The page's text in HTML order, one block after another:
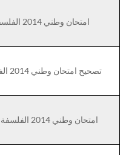
امتحان وطني 2014 الفلسفة الدورة العادية
تصحيح امتحان وطني 2014 الفلسفة الدورة العادية
امتحان وطني 2014 الفلسفة الدورة الاستدراكية